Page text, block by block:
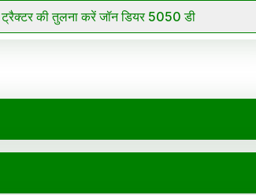
ट्रैक्टर की तुलना करें जॉन डियर 5050 डी